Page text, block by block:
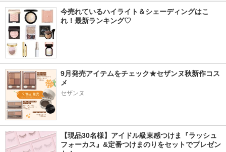
今売れているハイライト＆シェーディングはこ
れ！最新ランキング♡
9月発売アイテムをチェック★セザンヌ秋新作コス
メ
セザンヌ
【現品30名様】アイドル級束感つけま『ラッシュ
フォーカス』&定番つけまのりをセットでプレゼン